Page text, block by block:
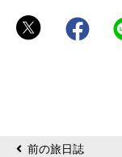
CODA・
前の旅日誌